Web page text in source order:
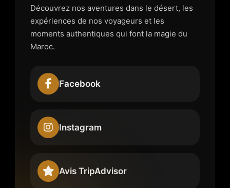
Découvrez nos aventures dans le désert, les
expériences de nos voyageurs et les
moments authentiques qui font la magie du
Maroc.
Facebook
Instagram
Avis TripAdvisor